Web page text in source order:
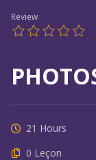
Review
21 Hours
0 Leçon